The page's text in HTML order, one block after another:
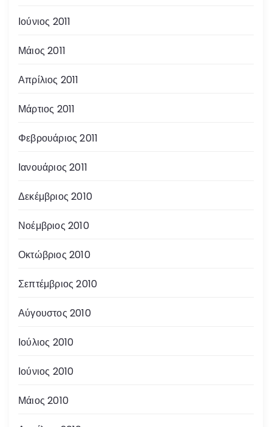
Ιούνιος 2011
Μάιος 2011
Απρίλιος 2011
Μάρτιος 2011
Φεβρουάριος 2011
Ιανουάριος 2011
Δεκέμβριος 2010
Νοέμβριος 2010
Οκτώβριος 2010
Σεπτέμβριος 2010
Αύγουστος 2010
Ιούλιος 2010
Ιούνιος 2010
Μάιος 2010